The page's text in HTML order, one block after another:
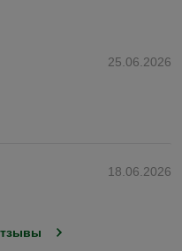
25.06.2026
18.06.2026